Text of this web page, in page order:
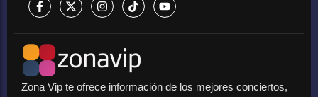
Zona Vip te ofrece información de los mejores conciertos,